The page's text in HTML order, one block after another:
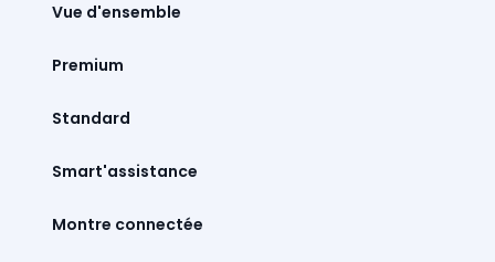
Vue d'ensemble
Premium
Standard
Smart'assistance
Montre connectée